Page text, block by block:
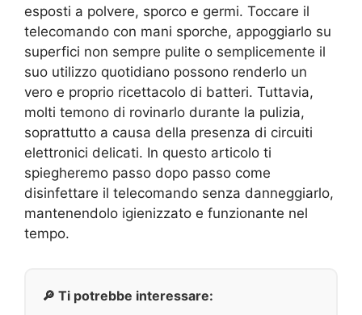
esposti a polvere, sporco e germi. Toccare il
telecomando con mani sporche, appoggiarlo su
superfici non sempre pulite o semplicemente il
suo utilizzo quotidiano possono renderlo un
vero e proprio ricettacolo di batteri. Tuttavia,
molti temono di rovinarlo durante la pulizia,
soprattutto a causa della presenza di circuiti
elettronici delicati. In questo articolo ti
spiegheremo passo dopo passo come
disinfettare il telecomando senza danneggiarlo,
mantenendolo igienizzato e funzionante nel
tempo.
🔎 Ti potrebbe interessare: